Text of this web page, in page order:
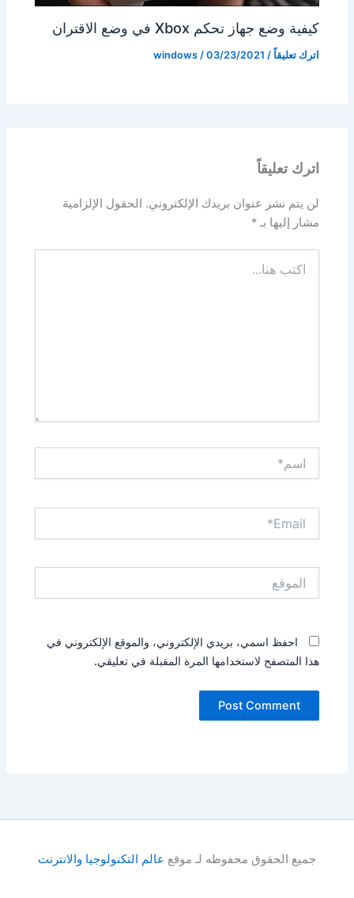
كيفية وضع جهاز تحكم Xbox في وضع الاقتران
اترك تعليقاً /
windows/ 03/23/2021
اترك تعليقاً
لن يتم نشر عنوان بريدك الإلكتروني. الحقول الإلزامية
مشار إليها بـ*
هنا...
احفظ اسمي، بريدي الإلكتروني، والموقع الإلكتروني في
هذا المتصفح لاستخدامها المرة المقبلة في تعليقي.
جميع الحقوق محفوظه لـ موقع عالم التكنولوجيا والانترنت